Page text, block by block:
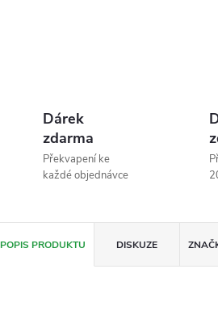
Dárek
zdarma
Překvapení ke
každé objednávce
POPIS PRODUKTU DISKUZE